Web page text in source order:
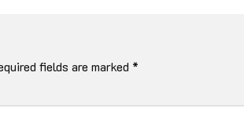
fields are marked *